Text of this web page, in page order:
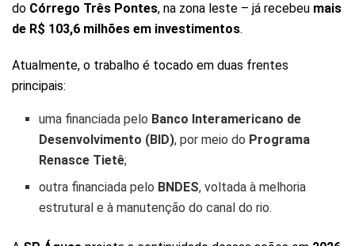
do Córrego Três Pontes, na zona leste – já recebeu mais
de R$ 103,6 milhões em investimentos.
Atualmente, o trabalho é tocado em duas frentes
principais:
uma financiada pelo Banco Interamericano de
Desenvolvimento (BID), por meio do Programa
Renasce Tietê;
outra financiada pelo BNDES, voltada à melhoria
estrutural e à manutenção do canal do rio.